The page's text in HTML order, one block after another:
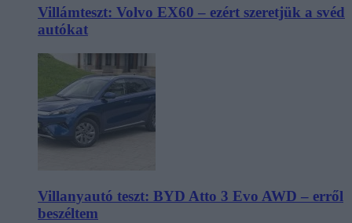
Villámteszt: Volvo EX60 – ezért szeretjük a svéd
autókat
Villanyautó teszt: BYD Atto 3 Evo AWD – erről
beszéltem